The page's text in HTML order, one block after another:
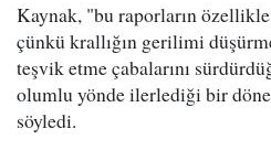
Kaynak, "bu raporların
çünkü krallığın gerilimi
teşvik etme çabalarını
olumlu yönde ilerlediği bir
söyledi.